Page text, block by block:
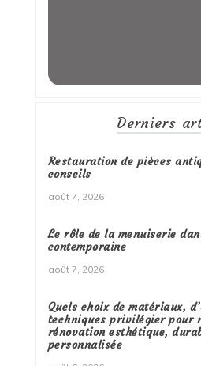
Derniers
Restauration de pièces
conseils
août 7, 2026
Le rôle de la menuiserie
contemporaine
août 7, 2026
Quels choix de matériaux,
techniques privilégier pour
rénovation esthétique,
personnalisée